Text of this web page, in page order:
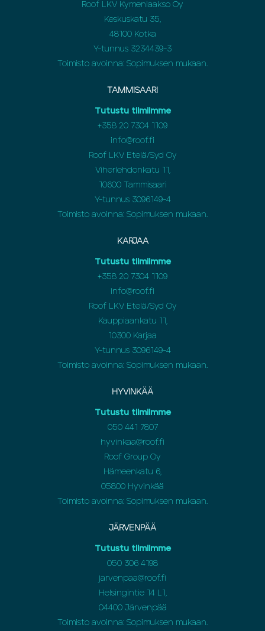
Roof LKV Kymenlaakso Oy
Keskuskatu 35,
48100 Kotka
Y-tunnus 3234439-3
Toimisto avoinna: Sopimuksen mukaan.
TAMMISAARI
Tutustu tiimiimme
+358 20 7304 1109
info@roof.fi
Roof LKV Etelä/Syd Oy
Viherlehdonkatu 11,
10600 Tammisaari
Y-tunnus 3096149-4
Toimisto avoinna: Sopimuksen mukaan.
KARJAA
Tutustu tiimiimme
+358 20 7304 1109
info@roof.fi
Roof LKV Etelä/Syd Oy
Kauppiaankatu 11,
10300 Karjaa
Y-tunnus 3096149-4
Toimisto avoinna: Sopimuksen mukaan.
HYVINKÄÄ
Tutustu tiimiimme
050 441 7807
hyvinkaa@roof.fi
Roof Group Oy
Hämeenkatu 6,
05800 Hyvinkää
Toimisto avoinna: Sopimuksen mukaan.
JÄRVENPÄÄ
Tutustu tiimiimme
050 306 4198
jarvenpaa@roof.fi
Helsingintie 14 L1,
04400 Järvenpää
Toimisto avoinna: Sopimuksen mukaan.